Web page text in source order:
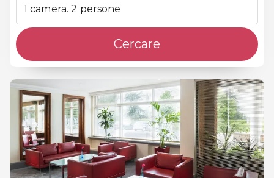
1 camera. 2 persone
Cercare